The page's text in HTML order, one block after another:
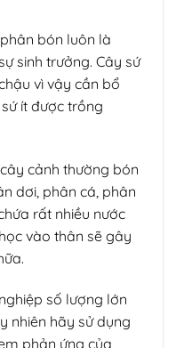
bón luôn là
sinh trưởng. Cây sứ
vì vậy cần bổ
ít được trồng
cảnh thường bón
dơi, phân cá, phân
rất nhiều nước
vào thân sẽ gây
số lượng lớn
nhiên hãy sử dụng
phản ứng của